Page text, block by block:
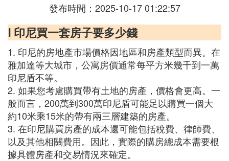
發布時間：2025-10-17 01:22:57
Ⅰ 印尼買一套房子要多少錢
1. 印尼的房地產市場價格因地區和房產類型而異。在
雅加達等大城市，公寓房價通常每平方米幾千到一萬
印尼盾不等。
2. 如果您考慮購買帶有土地的房產，價格會更高。一
般而言，200萬到300萬印尼盾可能足以購買一個大
約10米乘15米的帶有兩三層建築的房產。
3. 在印尼購買房產的成本還可能包括稅費、律師費、
以及其他相關費用。因此，實際的購房總成本需要根
據具體房產和交易情況來確定。